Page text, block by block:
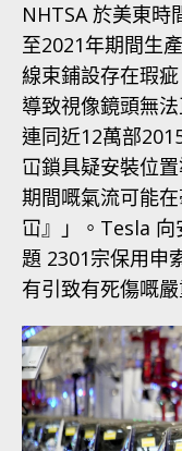
NHTSA 於美東時
至2021年期間生
線束鋪設存在瑕
導致視像鏡頭無
連同近12萬部
冚鎖具疑安裝位
期間嘅氣流可能
冚』」。Tesla
題 2301宗保用申
有引致有死傷嘅